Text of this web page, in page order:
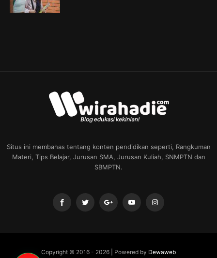
Situs ini membahas tentang konten pendidikan seperti, Rangkuman
Materi, Tips Belajar, Jurusan SMA, Jurusan Kuliah, SNMPTN dan
SBMPTN.
Copyright © 2016 - 2026 | Powered by Dewaweb